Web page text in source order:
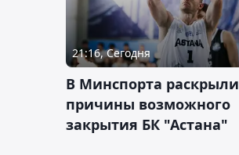
21:16, Сегодня
В Минспорта раскрыли
причины возможного
закрытия БК "Астана"